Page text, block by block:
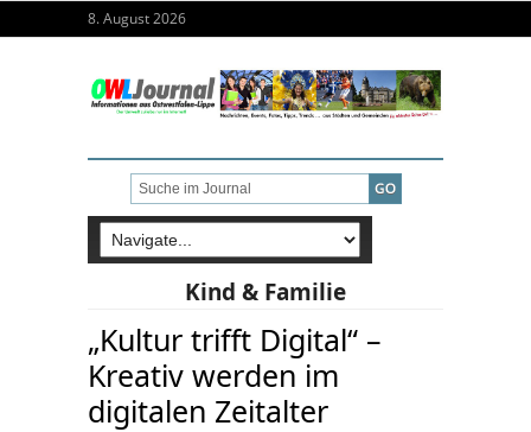
8. August 2026
Kind & Familie
„Kultur trifft Digital“ –
Kreativ werden im
digitalen Zeitalter